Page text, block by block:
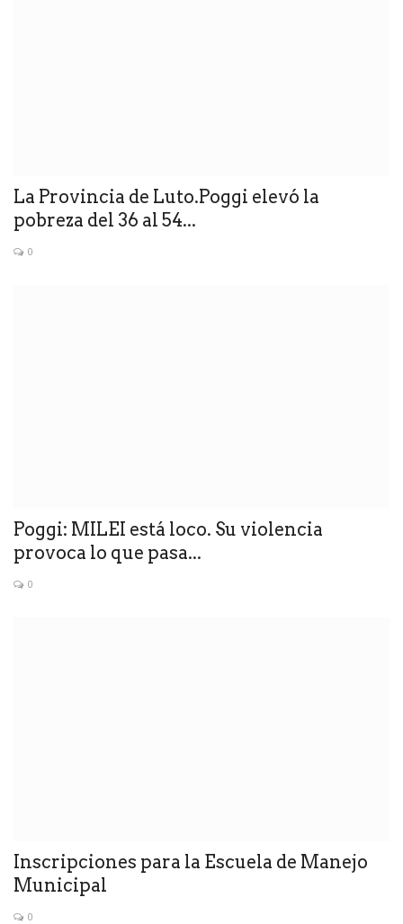
La Provincia de Luto.Poggi elevó la
pobreza del 36 al 54...
0
Poggi: MILEI está loco. Su violencia
provoca lo que pasa...
0
Inscripciones para la Escuela de Manejo
Municipal
0